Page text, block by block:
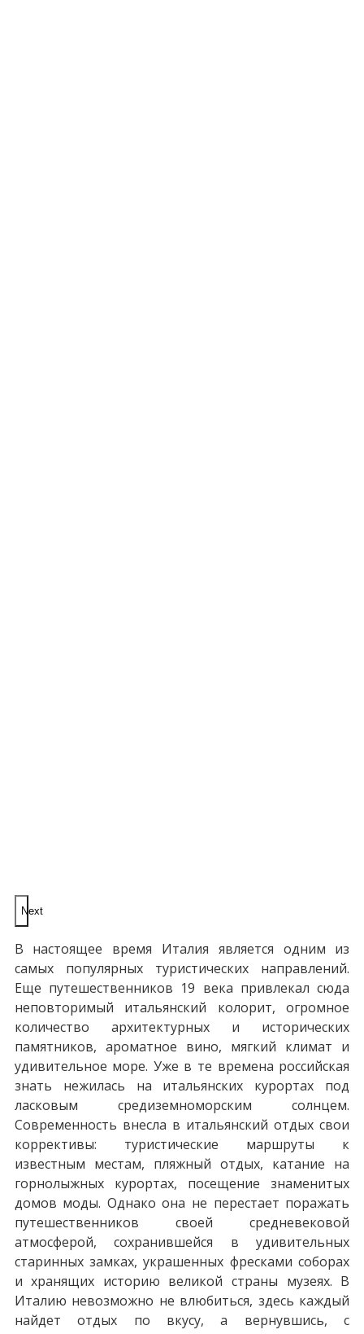
Next
В настоящее время Италия является одним из
самых популярных туристических направлений.
Еще путешественников 19 века привлекал сюда
неповторимый итальянский колорит, огромное
количество архитектурных и исторических
памятников, ароматное вино, мягкий климат и
удивительное море. Уже в те времена российская
знать нежилась на итальянских курортах под
ласковым средиземноморским солнцем.
Современность внесла в итальянский отдых свои
коррективы: туристические маршруты к
известным местам, пляжный отдых, катание на
горнолыжных курортах, посещение знаменитых
домов моды. Однако она не перестает поражать
путешественников своей средневековой
атмосферой, сохранившейся в удивительных
старинных замках, украшенных фресками соборах
и хранящих историю великой страны музеях. В
Италию невозможно не влюбиться, здесь каждый
найдет отдых по вкусу, а вернувшись, с